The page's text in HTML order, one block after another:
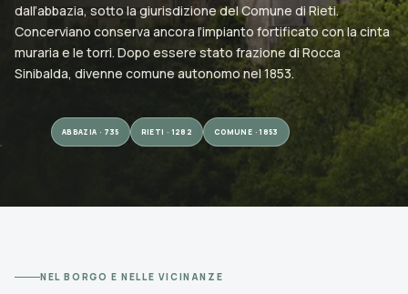
dall’abbazia, sotto la giurisdizione del Comune di Rieti.
Concerviano conserva ancora l’impianto fortificato con la cinta
muraria e le torri. Dopo essere stato frazione di Rocca
Sinibalda, divenne comune autonomo nel 1853.
ABBAZIA · 735 RIETI · 1282 COMUNE · 1853
NEL BORGO E NELLE VICINANZE